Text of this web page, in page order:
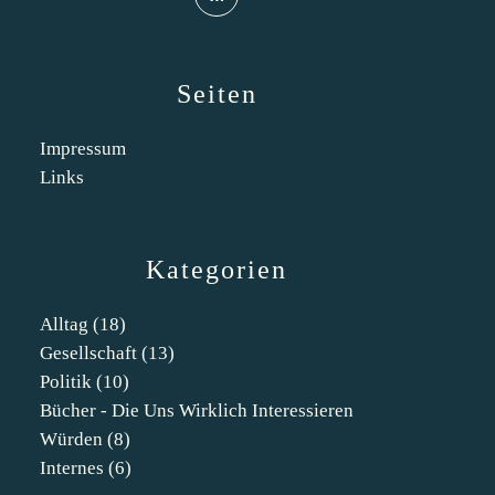
Kategorien
Alltag (18)
Gesellschaft (13)
Politik (10)
Bücher - Die Uns Wirklich Interessieren
Würden (8)
Internes (6)
Seiten
Impressum
Links